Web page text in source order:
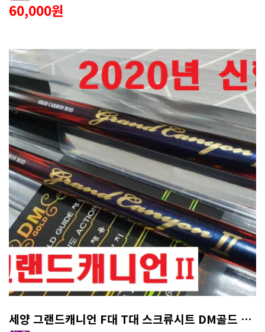
60,000원
세양 그랜드캐니언 F대 T대 스크류시트 DM골드 가이드